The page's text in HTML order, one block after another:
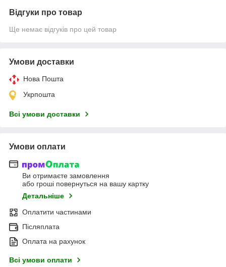
Відгуки про товар
Ще немає відгуків про цей товар
Умови доставки
Нова Пошта
Укрпошта
Всі умови доставки
Умови оплати
Ви отримаєте замовлення
або гроші повернуться на вашу картку
Детальніше
Оплатити частинами
Післяплата
Оплата на рахунок
Всі умови оплати